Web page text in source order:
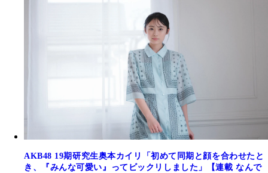
AKB48 19期研究生奥本カイリ「初めて同期と顔を合わせたと
き、『みんな可愛い』ってビックリしました」【連載 なんで